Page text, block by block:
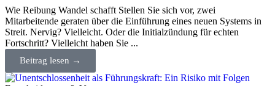
Wie Reibung Wandel schafft Stellen Sie sich vor, zwei
Mitarbeitende geraten über die Einführung eines neuen Systems in
Streit. Nervig? Vielleicht. Oder die Initialzündung für echten
Fortschritt? Vielleicht haben Sie ...
Beitrag lesen →